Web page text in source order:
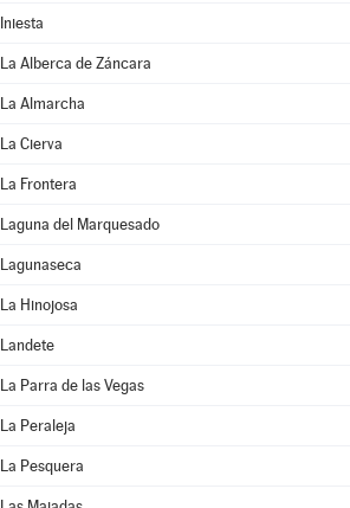
Iniesta
La Alberca de Záncara
La Almarcha
La Cierva
La Frontera
Laguna del Marquesado
Lagunaseca
La Hinojosa
Landete
La Parra de las Vegas
La Peraleja
La Pesquera